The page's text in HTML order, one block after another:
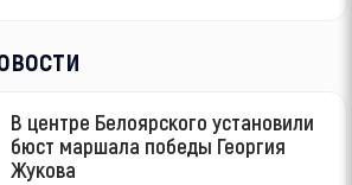
В центре Белоярского установили
бюст маршала победы Георгия
Жукова